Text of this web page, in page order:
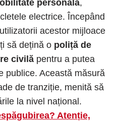
personală,
electrice. Începând
acestor mijloace
să dețină o poliță de
civilă pentru a putea
publice. Această măsură
de tranziție, menită să
la nivel național.
Atenție,